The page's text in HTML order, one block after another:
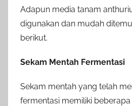
Adapun media tanam
digunakan dan mudah
berikut.
Sekam Mentah Fermentasi
Sekam mentah yang telah
fermentasi memiliki